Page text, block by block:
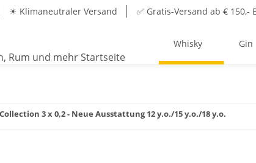
☀ Klimaneutraler Versand ✅ Gratis-Versand ab € 150,-
Whisky Gin
3 x 0,2 - Neue Ausstattung 12 y.o./15 y.o./18 y.o.